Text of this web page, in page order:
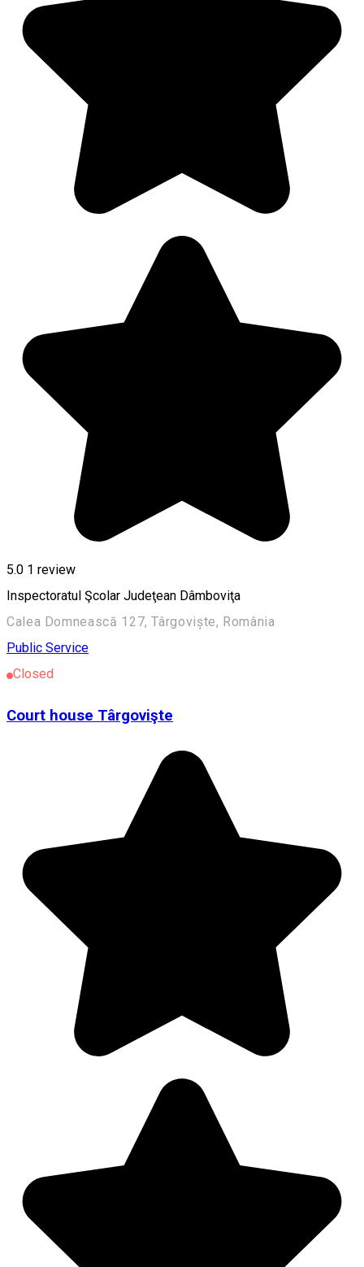
5.0 1 review
Inspectoratul Şcolar Judeţean Dâmboviţa
Calea Domnească 127, Târgoviște, România
Public Service
Closed
Court house Târgovişte